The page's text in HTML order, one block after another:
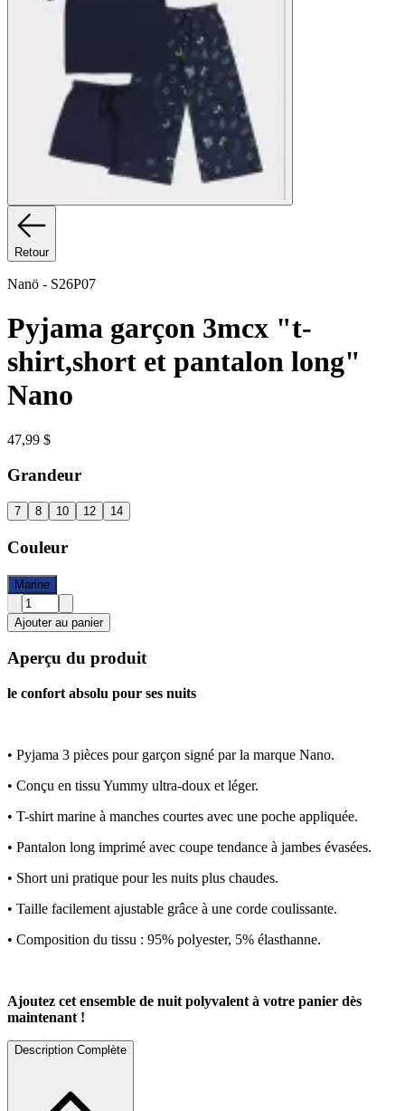
Retour
Nanö - S26P07
Pyjama garçon 3mcx "t-
shirt,short et pantalon long"
Nano
47,99 $
Grandeur
7 8 10 12 14
Couleur
Marine
Ajouter au panier
Aperçu du produit
le confort absolu pour ses nuits
• Pyjama 3 pièces pour garçon signé par la marque Nano.
• Conçu en tissu Yummy ultra-doux et léger.
• T-shirt marine à manches courtes avec une poche appliquée.
• Pantalon long imprimé avec coupe tendance à jambes évasées.
• Short uni pratique pour les nuits plus chaudes.
• Taille facilement ajustable grâce à une corde coulissante.
• Composition du tissu : 95% polyester, 5% élasthanne.
Ajoutez cet ensemble de nuit polyvalent à votre panier dès
maintenant !
Description Complète